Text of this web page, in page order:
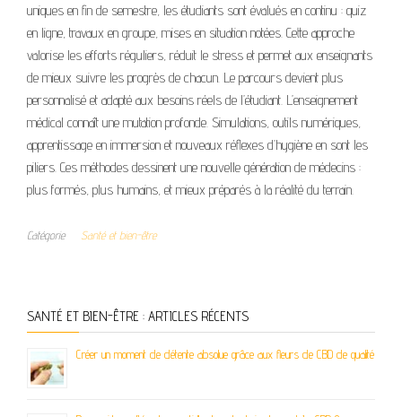
uniques en fin de semestre, les étudiants sont évalués en continu : quiz
en ligne, travaux en groupe, mises en situation notées. Cette approche
valorise les efforts réguliers, réduit le stress et permet aux enseignants
de mieux suivre les progrès de chacun. Le parcours devient plus
personnalisé et adapté aux besoins réels de l’étudiant. L’enseignement
médical connaît une mutation profonde. Simulations, outils numériques,
apprentissage en immersion et nouveaux réflexes d’hygiène en sont les
piliers. Ces méthodes dessinent une nouvelle génération de médecins :
plus formés, plus humains, et mieux préparés à la réalité du terrain.
Catégorie Santé et bien-être
SANTÉ ET BIEN-ÊTRE : ARTICLES RÉCENTS
Créer un moment de détente absolue grâce aux fleurs de CBD de qualité